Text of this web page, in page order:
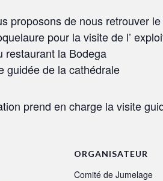
proposons de nous retrouver
pour la visite de l’
restaurant la Bodega
guidée de la cathédrale
prend en charge la visite
ORGANISATEUR
Comité de Jumelage